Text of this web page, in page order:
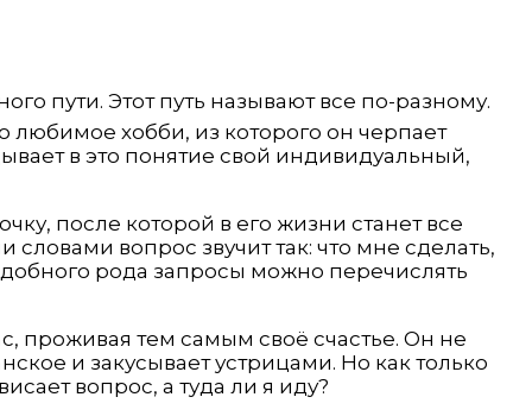
пути. Этот путь называют все по-разному.
любимое хобби, из которого он черпает
в это понятие свой индивидуальный,
после которой в его жизни станет все
словами вопрос звучит так: что мне сделать,
рода запросы можно перечислять
проживая тем самым своё счастье. Он не
и закусывает устрицами. Но как только
вопрос, а туда ли я иду?